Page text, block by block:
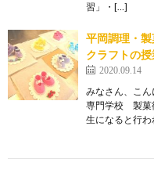
習」・[…]
平岡調理・
クラフトの
2020.09.14
みなさん、こ
専門学校 製菓
生になると行